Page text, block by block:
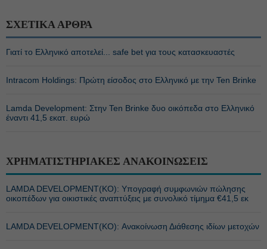
ΣΧΕΤΙΚΑ ΑΡΘΡΑ
Γιατί το Ελληνικό αποτελεί... safe bet για τους κατασκευαστές
Intracom Holdings: Πρώτη είσοδος στο Ελληνικό με την Ten Brinke
Lamda Development: Στην Ten Brinke δυο οικόπεδα στο Ελληνικό
έναντι 41,5 εκατ. ευρώ
ΧΡΗΜΑΤΙΣΤΗΡΙΑΚΕΣ ΑΝΑΚΟΙΝΩΣΕΙΣ
LAMDA DEVELOPMENT(ΚΟ): Υπογραφή συμφωνιών πώλησης
οικοπέδων για οικιστικές αναπτύξεις με συνολικό τίμημα €41,5 εκ
LAMDA DEVELOPMENT(ΚΟ): Ανακοίνωση Διάθεσης ιδίων μετοχών